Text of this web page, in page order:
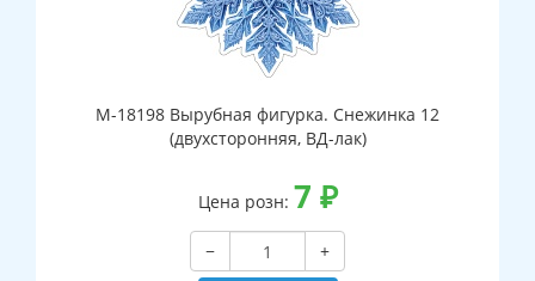
М-18198 Вырубная фигурка. Снежинка 12
(двухсторонняя, ВД-лак)
Цена розн: 7 ₽
−
+